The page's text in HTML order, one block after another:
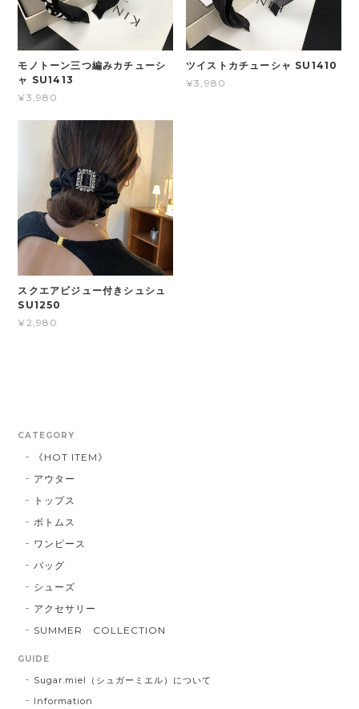
モノトーン三つ編みカチューシ
ャ SU1413
¥3,980
ツイストカチューシャ SU1410
¥3,980
スクエアビジュー付きシュシュ
SU1250
¥2,980
CATEGORY
《HOT ITEM》
アウター
トップス
ボトムス
ワンピース
バッグ
シューズ
アクセサリー
SUMMER COLLECTION
GUIDE
Sugar.miel（シュガーミエル）について
Information